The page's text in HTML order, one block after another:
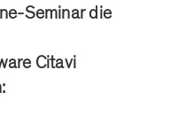
Seminar die
Citavi